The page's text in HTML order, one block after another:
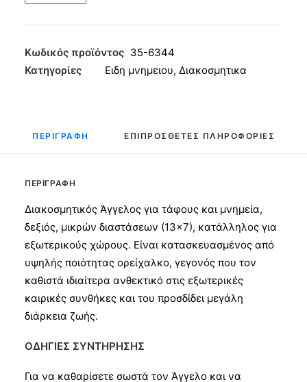
13x7
ποσότητα
Κωδικός προϊόντος 35-6344
Κατηγορίες
Ειδη μνημειου, Διακοσμητικα
ΠΕΡΙΓΡΑΦΉ ΕΠΙΠΡΌΣΘΕΤΕΣ ΠΛΗΡΟΦΟΡΊΕΣ
ΠΕΡΙΓΡΑΦΉ
Διακοσμητικός Άγγελος για τάφους και μνημεία,
δεξιός, μικρών διαστάσεων (13×7), κατάλληλος για
εξωτερικούς χώρους. Είναι κατασκευασμένος από
υψηλής ποιότητας ορείχαλκο, γεγονός που τον
καθιστά ιδιαίτερα ανθεκτικό στις εξωτερικές
καιρικές συνθήκες και του προσδίδει μεγάλη
διάρκεια ζωής.
ΟΔΗΓΙΕΣ ΣΥΝΤΗΡΗΣΗΣ
Για να καθαρίσετε σωστά τον Άγγελο και να